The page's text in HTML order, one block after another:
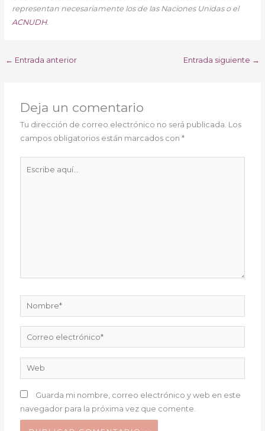
representan necesariamente los de las Naciones Unidas o el
ACNUDH.
← Entrada anterior Entrada siguiente →
Deja un comentario
Tu dirección de correo electrónico no será publicada. Los
campos obligatorios están marcados con*
Nombre*
Correo
electrónico*
Web
Guarda mi nombre, correo electrónico y web en este
navegador para la próxima vez que comente.